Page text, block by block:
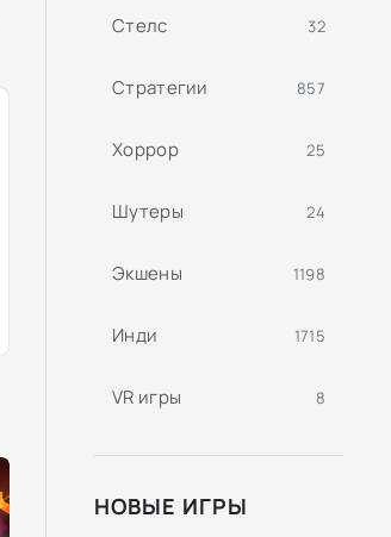
Стелс 32
Стратегии 857
Хоррор 25
Шутеры 24
Экшены 1198
Инди 1715
VR игры 8
НОВЫЕ ИГРЫ